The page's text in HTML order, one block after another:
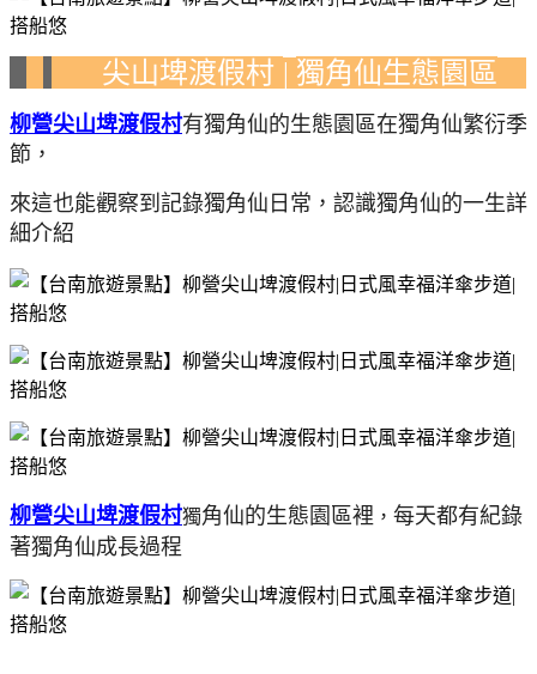
尖山埤渡假村 | 獨角仙生態園區
柳營尖山埤渡假村有獨角仙的生態園區在獨角仙繁衍季
節，
來這也能觀察到記錄獨角仙日常，認識獨角仙的一生詳
細介紹
柳營尖山埤渡假村獨角仙的生態園區裡 ， 每天都有紀錄
著獨角仙成長過程